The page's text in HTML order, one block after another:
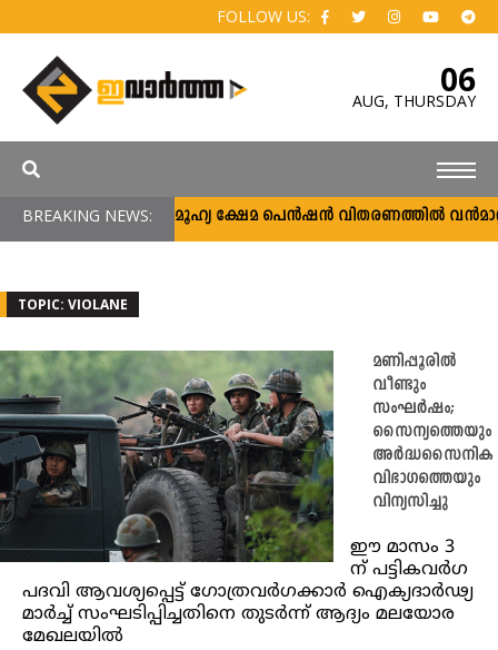
FOLLOW US:
06
AUG, THURSDAY
BREAKING NEWS:സാമൂഹ്യ ക്ഷേമ പെൻഷൻ വിതരണത്തിൽ വൻമാറ്റം;
TOPIC: VIOLANE
മണിപ്പൂരിൽ
വീണ്ടും
സംഘർഷം;
സൈന്യത്തെയും
അര്‍ദ്ധസൈനിക
വിഭാഗത്തെയും
വിന്യസിച്ചു
ഈ മാസം 3
ന് പട്ടികവര്‍ഗ
പദവി ആവശ്യപ്പെട്ട് ഗോത്രവര്‍ഗക്കാര്‍ ഐക്യദാര്‍ഢ്യ
മാര്‍ച്ച് സംഘടിപ്പിച്ചതിനെ തുടര്‍ന്ന് ആദ്യം മലയോര
മേഖലയില്‍